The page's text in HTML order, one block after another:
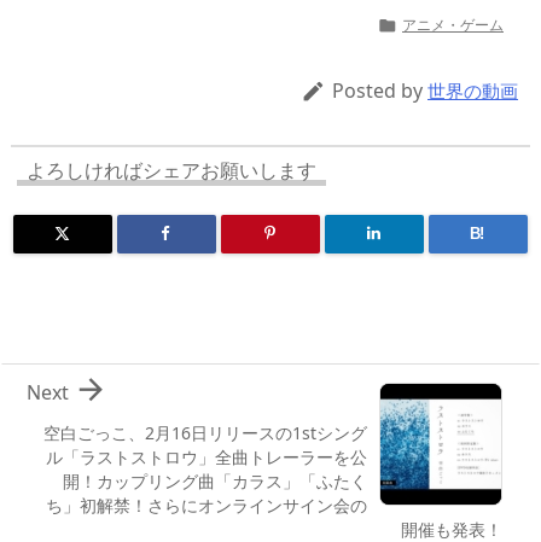
s o
n
ar
d
ro
p.
 アニメ・ゲーム
 Posted by 世界の動画
よろしければシェアお願いします
B!
空白ごっこ、2月16日リリースの1stシング
ル「ラストストロウ」全曲トレーラーを公
開！カップリング曲「カラス」「ふたく
ち」初解禁！さらにオンラインサイン会の
開催も発表！

Next